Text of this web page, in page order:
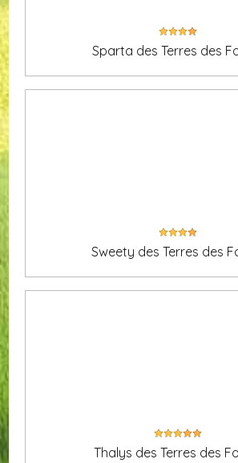
Sparta des Terres des
Sweety des Terres des
Thalys des Terres des